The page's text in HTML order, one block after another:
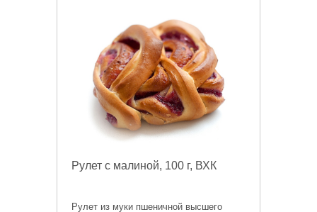
Рулет с малиной, 100 г, ВХК
Рулет из муки пшеничной высшего